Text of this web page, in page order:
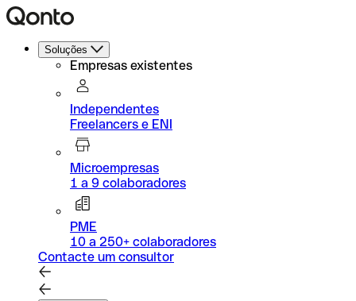
Soluções
Empresas existentes
Independentes
Freelancers e ENI
Microempresas
1 a 9 colaboradores
PME
10 a 250+ colaboradores
Contacte um consultor